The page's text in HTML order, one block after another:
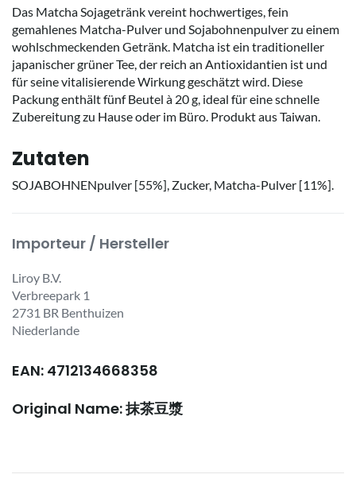
Das Matcha Sojagetränk vereint hochwertiges, fein
gemahlenes Matcha-Pulver und Sojabohnenpulver zu einem
wohlschmeckenden Getränk. Matcha ist ein traditioneller
japanischer grüner Tee, der reich an Antioxidantien ist und
für seine vitalisierende Wirkung geschätzt wird. Diese
Packung enthält fünf Beutel à 20 g, ideal für eine schnelle
Zubereitung zu Hause oder im Büro. Produkt aus Taiwan.
Zutaten
SOJABOHNENpulver [55%], Zucker, Matcha-Pulver [11%].
Importeur / Hersteller
Liroy B.V.
Verbreepark 1
2731 BR Benthuizen
Niederlande
EAN: 4712134668358
Original Name: 抹茶豆漿